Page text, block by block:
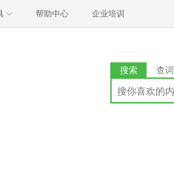
帮助中心 企业培训
搜索 查词